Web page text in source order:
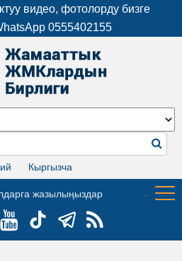
видео, фотолорду бизге
0555402155
Кыргызча
жазылыңыздар